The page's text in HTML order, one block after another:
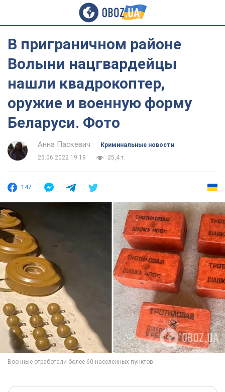
В приграничном районе
Волыни нацгвардейцы
нашли квадрокоптер,
оружие и военную форму
Беларуси. Фото
Анна Паскевич
Криминальные новости
25.06.2022 19:19
25,4 т.
147